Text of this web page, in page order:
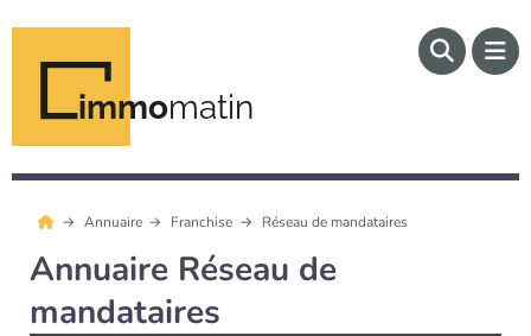
immomatin
Annuaire Franchise Réseau de mandataires
Annuaire Réseau de
mandataires